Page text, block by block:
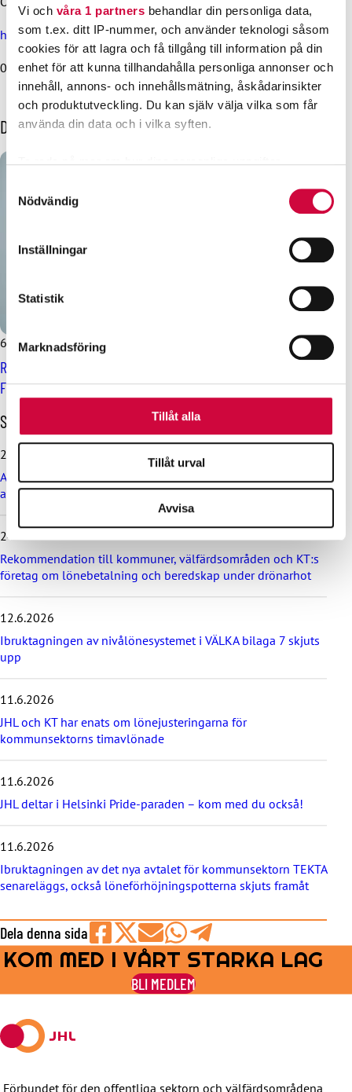
Vi och våra 1 partners behandlar din personliga data,
som t.ex. ditt IP-nummer, och använder teknologi såsom
cookies för att lagra och få tillgång till information på din
enhet för att kunna tillhandahålla personliga annonser och
innehåll, annons- och innehållsmätning, åskådarinsikter
och produktutveckling. Du kan själv välja vilka som får
använda din data och i vilka syften.
Ta reda på mer om hur dina personliga uppgifter
Du kan ändra eller dra tillbaka ditt samtycke när som
Vi använder enhetsidentifierare för att anpassa innehållet
för sociala medier och analysera vår trafik. Vi
vidarebefordrar även sådana identifierare och annan
annons- och analysföretag som vi samarbetar med.
information som du har tillhandahållit eller som de har
Nödvändig
Inställningar
Statistik
Marknadsföring
Tillåt alla
Tillåt urval
Avvisa
hakan.ekstrom@jhl.fi
040 828 2865
Dessa kanske också intresserar dig
6.9.2024Nyheter
Regeringens nedskärningar hotar övergripande säkerhet i
Finland, påminner JHL:s branschchef Mari Keturi
H
o
p
p
a
ö
r
d
e
n
a
s
e
n
y
h
e
t
e
n
a
Senaste nyheterna
29.6.2026
Arbetsdomstolen dömde Helsingfors stad till böter på grund
av brott mot kollektivavtal
24.6.2026
Rekommendation till kommuner, välfärdsområden och KT:s
företag om lönebetalning och beredskap under drönarhot
12.6.2026
Ibruktagningen av nivålönesystemet i VÄLKA bilaga 7 skjuts
upp
11.6.2026
JHL och KT har enats om lönejusteringarna för
kommunsektorns timavlönade
11.6.2026
JHL deltar i Helsinki Pride-paraden – kom med du också!
11.6.2026
Ibruktagningen av det nya avtalet för kommunsektorn TEKTA
senareläggs, också löneförhöjningspotterna skjuts framåt
Dela denna sida
Share
on
Facebook
Share
on
Share
by
E-
Share
on
WhatsApp
Share
on
Telegram
KOM MED I VÅRT STARKA LAG
BLI MEDLEM
Förbundet för den offentliga sektorn och välfärdsområdena